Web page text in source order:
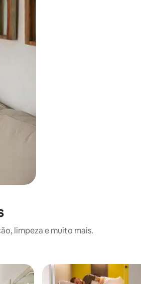
o dedo na tela.
limpeza e muito mais.